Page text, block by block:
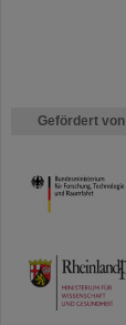
Gefördert von
HMWK
TMWWDG